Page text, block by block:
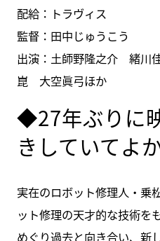
配給：トラヴィス
監督：田中じゅうこう
出演：土師野隆之介 緒
崑 大空眞弓ほか
◆27年ぶりに
きしていてよ
実在のロボット修理人・乗
ット修理の天才的な技術を
めぐり過去と向き合い、新